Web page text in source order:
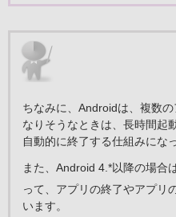
ちなみに、Androidは、複数
なりそうなときは、長時間起
自動的に終了する仕組みにな
また、Android 4.*以降の場合
って、アプリの終了やアプリ
います。